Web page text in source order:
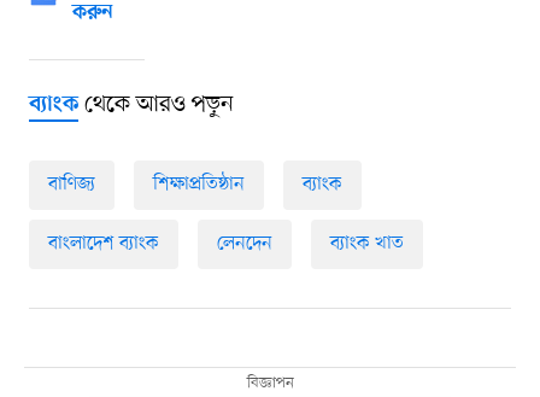
করুন
ব্যাংকথেকে আরও পড়ুন
বাণিজ্য শিক্ষাপ্রতিষ্ঠান ব্যাংক
বাংলাদেশ ব্যাংক লেনদেন ব্যাংক খাত